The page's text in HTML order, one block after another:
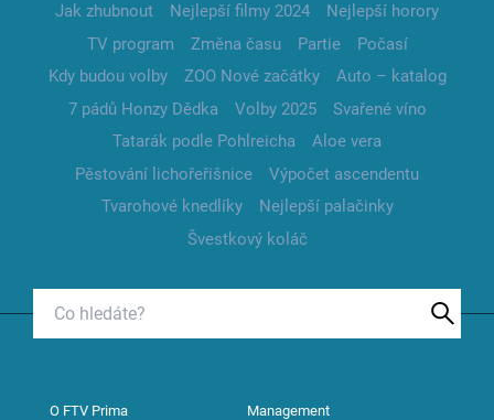
Jak zhubnout Nejlepší filmy 2024
Nejlepší horory
TV program
Změna času Partie
Počasí
Kdy budou volby
ZOO Nové začátky
Auto – katalog
7 pádů Honzy Dědka
Volby 2025
Svařené víno
Tatarák podle Pohlreicha
Aloe vera
Pěstování lichořeřišnice
Výpočet ascendentu
Tvarohové knedlíky
Nejlepší palačinky
Švestkový koláč
O FTV Prima Management